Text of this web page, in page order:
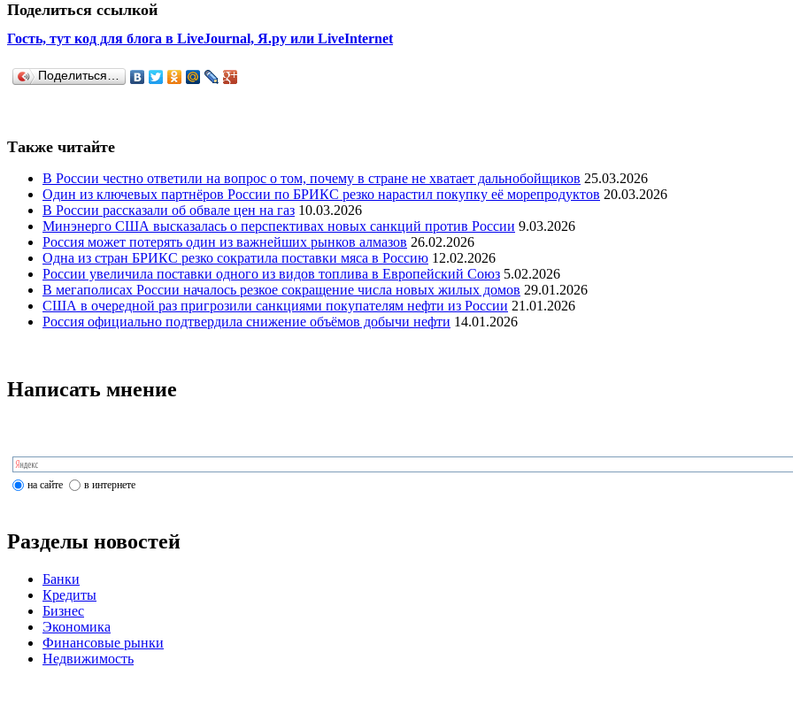
Поделиться ссылкой
Гость, тут код для блога в LiveJournal, Я.ру или LiveInternet
Поделиться…
Также читайте
В России честно ответили на вопрос о том, почему в стране не хватает дальнобойщиков 25.03.2026
Один из ключевых партнёров России по БРИКС резко нарастил покупку её морепродуктов 20.03.2026
В России рассказали об обвале цен на газ 10.03.2026
Минэнерго США высказалась о перспективах новых санкций против России 9.03.2026
Россия может потерять один из важнейших рынков алмазов 26.02.2026
Одна из стран БРИКС резко сократила поставки мяса в Россию 12.02.2026
России увеличила поставки одного из видов топлива в Европейский Союз 5.02.2026
В мегаполисах России началось резкое сокращение числа новых жилых домов 29.01.2026
США в очередной раз пригрозили санкциями покупателям нефти из России 21.01.2026
Россия официально подтвердила снижение объёмов добычи нефти 14.01.2026
Написать мнение
на сайте в интернете
Разделы новостей
Банки
Кредиты
Бизнес
Экономика
Финансовые рынки
Недвижимость